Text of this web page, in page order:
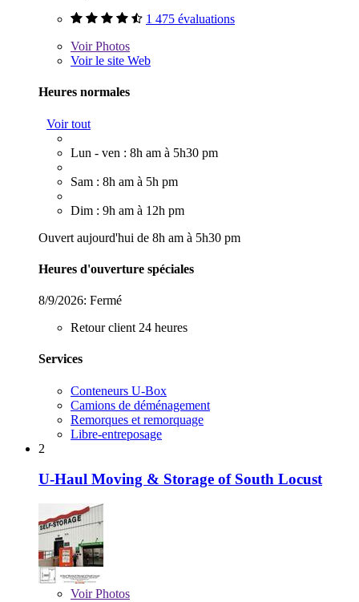
1 475 évaluations
VoirPhotos
Voir le site Web
Heures normales
Voir tout
Lun - ven : 8h am à 5h30 pm
Sam : 8h am à 5h pm
Dim : 9h am à 12h pm
Ouvert aujourd'hui de 8h am à 5h30 pm
Heures d'ouverture spéciales
8/9/2026: Fermé
Retour client 24 heures
Services
Conteneurs U-Box
Camions de déménagement
Remorques et remorquage
Libre-entreposage
2
U-Haul Moving & Storage of South Locust
VoirPhotos